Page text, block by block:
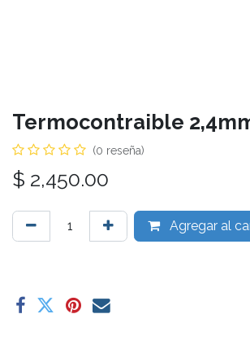
Termocontraible
(0 reseña)
$ 2,450.00
Agregar al